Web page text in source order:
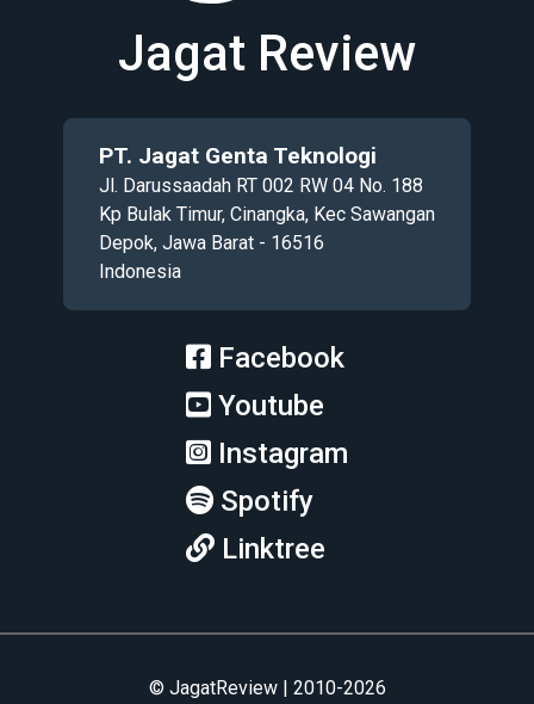
Jagat Review
PT. Jagat Genta Teknologi
Jl. Darussaadah RT 002 RW 04 No. 188
Kp Bulak Timur, Cinangka, Kec Sawangan
Depok, Jawa Barat - 16516
Indonesia
Facebook
Youtube
Instagram
Spotify
Linktree
© JagatReview | 2010-2026